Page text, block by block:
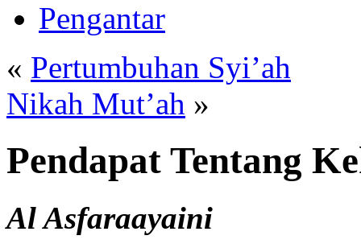
Pengantar
« Pertumbuhan Syi’ah
Nikah Mut’ah »
Pendapat Tentang
Al Asfaraayaini